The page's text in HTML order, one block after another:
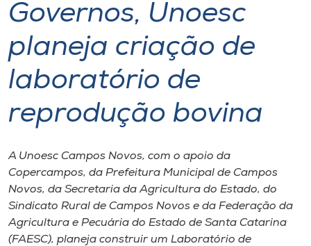
Atendimento ao Estudante
Portal de Ensino
Unoesc
Internacionalização
I.nova
Diplomados
Governos, Unoesc
planeja criação de
laboratório de
reprodução bovina
A Unoesc Campos Novos, com o apoio da
Copercampos, da Prefeitura Municipal de Campos
Novos, da Secretaria da Agricultura do Estado, do
Sindicato Rural de Campos Novos e da Federação da
Agricultura e Pecuária do Estado de Santa Catarina
(FAESC), planeja construir um Laboratório de